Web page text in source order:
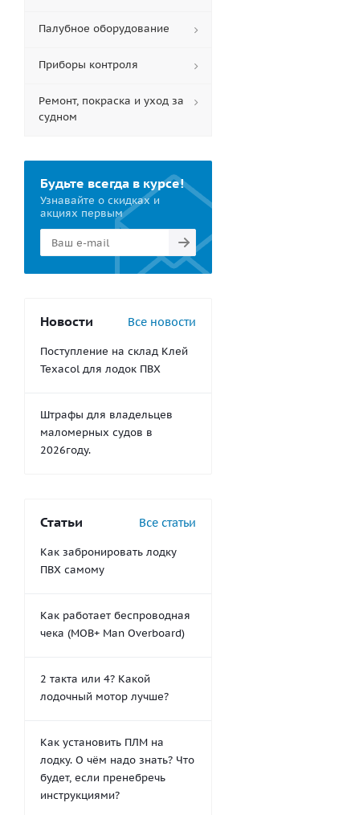
Палубное оборудование
Приборы контроля
Ремонт, покраска и уход за
судном
Будьте всегда в курсе!
Узнавайте о скидках и
акциях первым
Новости Все новости
Поступление на склад Клей
Texacol для лодок ПВХ
Штрафы для владельцев
маломерных судов в
2026году.
Статьи Все статьи
Как забронировать лодку
ПВХ самому
Как работает беспроводная
чека (MOB+ Man Overboard)
2 такта или 4? Какой
лодочный мотор лучше?
Как установить ПЛМ на
лодку. О чём надо знать? Что
будет, если пренебречь
инструкциями?